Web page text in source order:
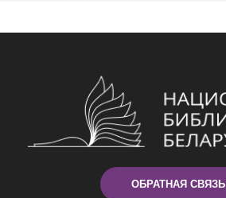
ОБРАТНАЯ СВЯЗЬ